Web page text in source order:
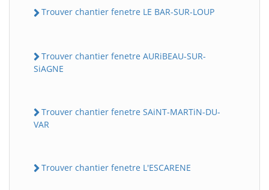
Trouver chantier fenetre LE BAR-SUR-LOUP
Trouver chantier fenetre AURiBEAU-SUR-
SiAGNE
Trouver chantier fenetre SAiNT-MARTiN-DU-
VAR
Trouver chantier fenetre L'ESCARENE